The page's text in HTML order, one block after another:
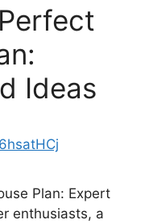
Ideas
Plan: Expert
enthusiasts, a